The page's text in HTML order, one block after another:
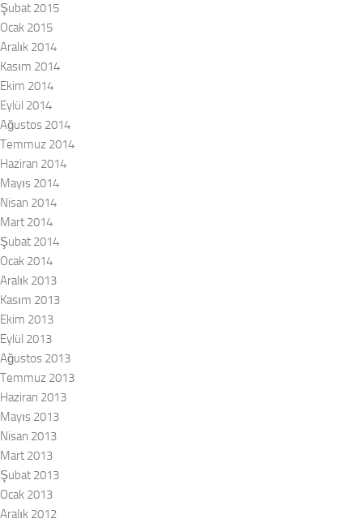
Şubat 2015
Ocak 2015
Aralık 2014
Kasım 2014
Ekim 2014
Eylül 2014
Ağustos 2014
Temmuz 2014
Haziran 2014
Mayıs 2014
Nisan 2014
Mart 2014
Şubat 2014
Ocak 2014
Aralık 2013
Kasım 2013
Ekim 2013
Eylül 2013
Ağustos 2013
Temmuz 2013
Haziran 2013
Mayıs 2013
Nisan 2013
Mart 2013
Şubat 2013
Ocak 2013
Aralık 2012